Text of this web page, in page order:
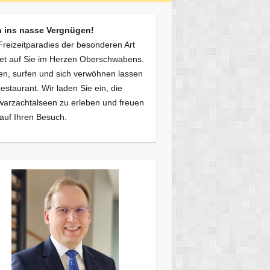
ins nasse Vergnügen!
der besonderen Art
auf Sie im Herzen Oberschwabens.
surfen und sich verwöhnen lassen
Wir laden Sie ein, die
zu erleben und freuen
Ihren Besuch.